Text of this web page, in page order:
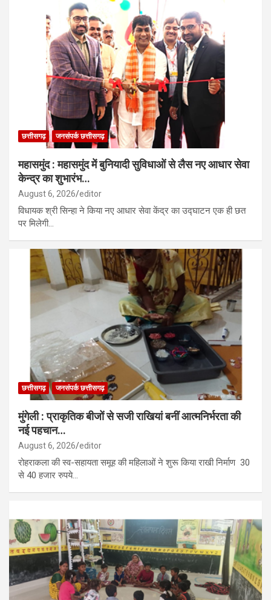
छत्तीसगढ़ जनसंपर्क छत्तीसगढ़
महासमुंद : महासमुंद में बुनियादी सुविधाओं से लैस नए आधार सेवा
केन्द्र का शुभारंभ…
August 6, 2026 editor
विधायक श्री सिन्हा ने किया नए आधार सेवा केंद्र का उद्घाटन एक ही छत
पर मिलेगी…
छत्तीसगढ़ जनसंपर्क छत्तीसगढ़
मुंगेली : प्राकृतिक बीजों से सजी राखियां बनीं आत्मनिर्भरता की
नई पहचान…
August 6, 2026 editor
रोहराकला की स्व-सहायता समूह की महिलाओं ने शुरू किया राखी निर्माण 30
से 40 हजार रुपये…